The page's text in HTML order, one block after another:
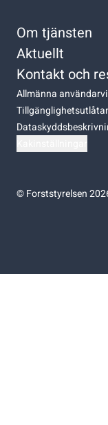
Om tjänsten
Aktuellt
Kontakt och
Allmänna
©Forststyrelsen